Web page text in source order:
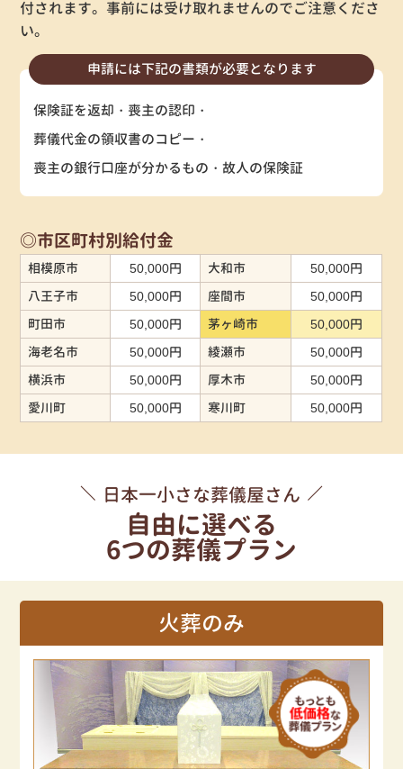
付されます。事前には受け取れませんのでご注意くださ
い。
申請には下記の書類が必要となります
保険証を返却
喪主の認印
葬儀代金の領収書のコピー
喪主の銀行口座が分かるもの
故人の保険証
◎市区町村別給付金
相模原市 50,000円 大和市
50,000円
八王子市
50,000円 座間市
50,000円
町田市
50,000円 茅ヶ崎市
50,000円
海老名市
50,000円 綾瀬市
50,000円
横浜市
50,000円 厚木市
50,000円
愛川町
50,000円 寒川町 50,000円
日本一小さな葬儀屋さん
自由に選べる
6つの葬儀プラン
火葬のみ